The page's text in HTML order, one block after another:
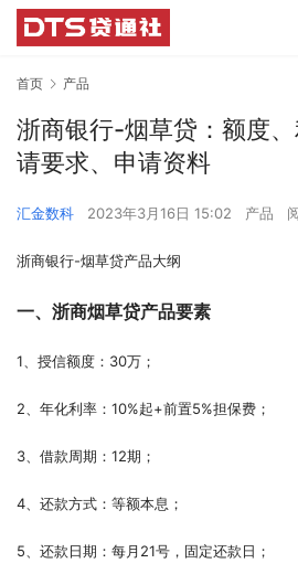
首页 产品
浙商银行-烟草贷：额度
请要求、申请资料
汇金数科 2023年3月16日 15:02 产品
浙商银行-烟草贷产品大纲
一、浙商烟草贷产品要素
1、授信额度：30万；
2、年化利率：10%起+前置5%担保费；
3、借款周期：12期；
4、还款方式：等额本息；
5、还款日期：每月21号，固定还款日；